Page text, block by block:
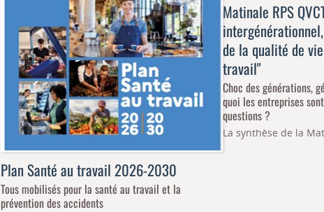
Plan Santé au travail 2026-2030
Tous mobilisés pour la santé au travail et la
prévention des accidents
Matinale RPS
de la qualité de
travail"
Choc des générations,
quoi les entreprises
questions ?
La synthèse de la